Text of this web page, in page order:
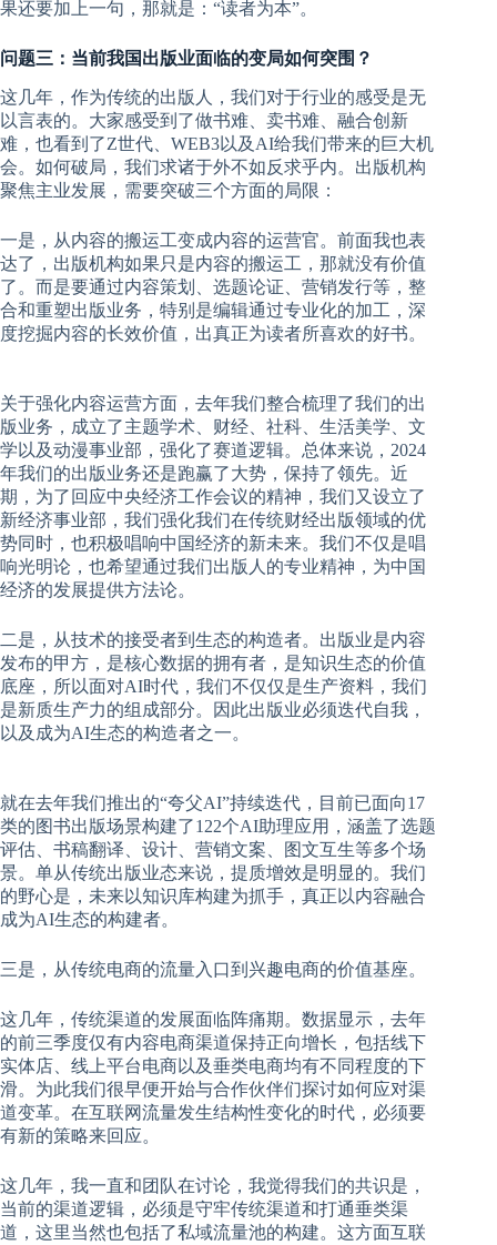
果还要加上一句，那就是：“读者为本”。
问题三：当前我国出版业面临的变局如何突围？
这几年，作为传统的出版人，我们对于行业的感受是无
以言表的。大家感受到了做书难、卖书难、融合创新
难，也看到了Z世代、WEB3以及AI给我们带来的巨大机
会。如何破局，我们求诸于外不如反求乎内。出版机构
聚焦主业发展，需要突破三个方面的局限：
一是，从内容的搬运工变成内容的运营官。前面我也表
达了，出版机构如果只是内容的搬运工，那就没有价值
了。而是要通过内容策划、选题论证、营销发行等，整
合和重塑出版业务，特别是编辑通过专业化的加工，深
度挖掘内容的长效价值，出真正为读者所喜欢的好书。
关于强化内容运营方面，去年我们整合梳理了我们的出
版业务，成立了主题学术、财经、社科、生活美学、文
学以及动漫事业部，强化了赛道逻辑。总体来说，2024
年我们的出版业务还是跑赢了大势，保持了领先。近
期，为了回应中央经济工作会议的精神，我们又设立了
新经济事业部，我们强化我们在传统财经出版领域的优
势同时，也积极唱响中国经济的新未来。我们不仅是唱
响光明论，也希望通过我们出版人的专业精神，为中国
经济的发展提供方法论。
二是，从技术的接受者到生态的构造者。出版业是内容
发布的甲方，是核心数据的拥有者，是知识生态的价值
底座，所以面对AI时代，我们不仅仅是生产资料，我们
是新质生产力的组成部分。因此出版业必须迭代自我，
以及成为AI生态的构造者之一。
就在去年我们推出的“夸父AI”持续迭代，目前已面向17
类的图书出版场景构建了122个AI助理应用，涵盖了选题
评估、书稿翻译、设计、营销文案、图文互生等多个场
景。单从传统出版业态来说，提质增效是明显的。我们
的野心是，未来以知识库构建为抓手，真正以内容融合
成为AI生态的构建者。
三是，从传统电商的流量入口到兴趣电商的价值基座。
这几年，传统渠道的发展面临阵痛期。数据显示，去年
的前三季度仅有内容电商渠道保持正向增长，包括线下
实体店、线上平台电商以及垂类电商均有不同程度的下
滑。为此我们很早便开始与合作伙伴们探讨如何应对渠
道变革。在互联网流量发生结构性变化的时代，必须要
有新的策略来回应。
这几年，我一直和团队在讨论，我觉得我们的共识是，
当前的渠道逻辑，必须是守牢传统渠道和打通垂类渠
道，这里当然也包括了私域流量池的构建。这方面互联